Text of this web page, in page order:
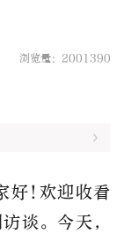
浏览量：2001390
好!欢迎收看
谈。今天，